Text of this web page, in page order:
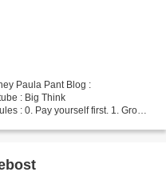
Paula Pant Blog :
: Big Think
: 0. Pay yourself first. 1. Grow